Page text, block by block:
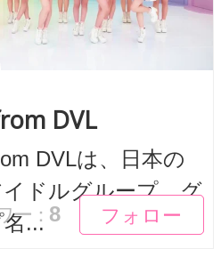
DVL
DVLは、日本の
ドルグループ。グ
...
フォロー
フォロー
ー： 8